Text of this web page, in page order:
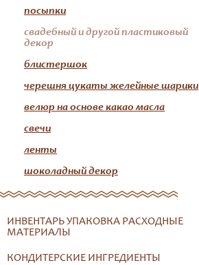
посыпки
свадебный и другой пластиковый
декор
блистершок
черешня цукаты желейные шарики
велюр на основе какао масла
свечи
ленты
шоколадный декор
ИНВЕНТАРЬ УПАКОВКА РАСХОДНЫЕ
МАТЕРИАЛЫ
КОНДИТЕРСКИЕ ИНГРЕДИЕНТЫ